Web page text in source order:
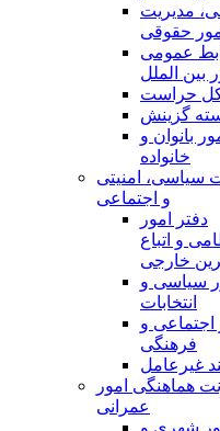
مدیریت
حقوقی
عمومی
بین الملل
کل حراست
گزینش
بانوان و
خانواده
سیاسی، امنیتی
و اجتماعی
دفتر امور
و اتباع
خارجی
سیاسی و
انتخابات
اجتماعی و
فرهنگی
غیرعامل
هماهنگی امور
عمرانی
شهری و